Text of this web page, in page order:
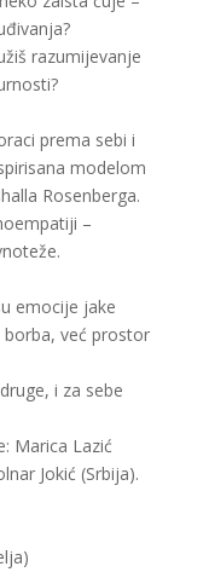
razumijevanje
prema sebi i
modelom
Rosenberga.
–
emocije jake
već prostor
i za sebe
Marica Lazić
Jokić (Srbija).